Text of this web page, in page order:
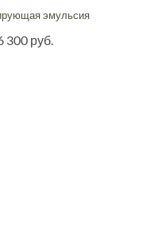
эмульсия
300 руб.